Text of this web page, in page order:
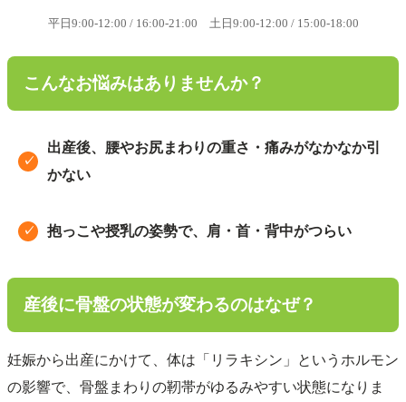
平日9:00-12:00 / 16:00-21:00 土日9:00-12:00 / 15:00-18:00
こんなお悩みはありませんか？
✓
出産後、腰やお尻まわりの重さ・痛みがなかなか引
かない
✓ 抱っこや授乳の姿勢で、肩・首・背中がつらい
産後に骨盤の状態が変わるのはなぜ？
妊娠から出産にかけて、体は「リラキシン」というホルモン
の影響で、骨盤まわりの靭帯がゆるみやすい状態になりま